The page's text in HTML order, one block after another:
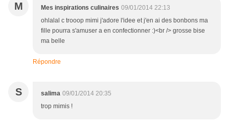
M Mes inspirations culinaires 09/01/2014 22:13
ohlalal c trooop mimi j'adore l'idee et j'en ai des bonbons ma
fille pourra s'amuser a en confectionner :)<br /> grosse bise
ma belle
Répondre
S salima 09/01/2014 20:35
trop mimis !